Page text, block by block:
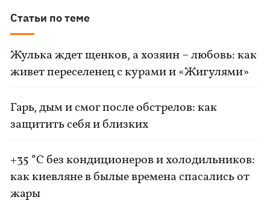
Статьи по теме
Жулька ждет щенков, а хозяин – любовь: как
живет переселенец с курами и «Жигулями»
Гарь, дым и смог после обстрелов: как
защитить себя и близких
+35 °C без кондиционеров и холодильников:
как киевляне в былые времена спасались от
жары